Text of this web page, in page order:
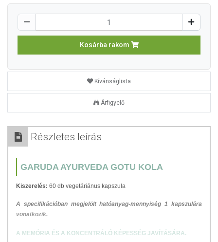
Kosárba rakom
Kívánságlista
Árfigyelő
Részletes leírás
GARUDA AYURVEDA GOTU KOLA
Kiszerelés: 60 db vegetáriánus kapszula
A specifikációban megjelölt hatóanyag-mennyiség 1 kapszulára
vonatkozik.
A MEMÓRIA ÉS A KONCENTRÁLÓ KÉPESSÉG JAVÍTÁSÁRA.